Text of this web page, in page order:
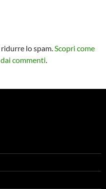
lo spam.Scopri come
commenti.